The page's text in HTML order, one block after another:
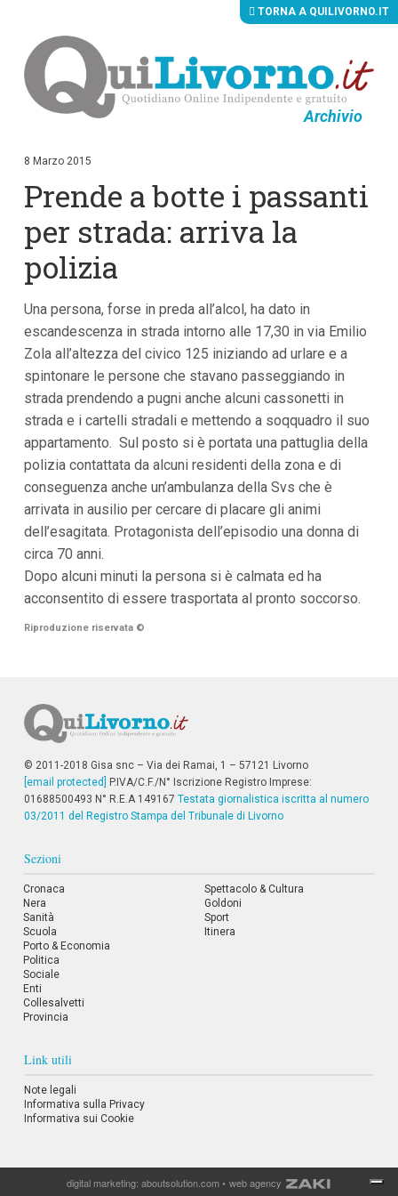
Archivio
i
i
n
t
e
t
p
r
n
c
p
a
i
V
a
a
l
e
n
P
p
a
e
V
a
i
i
f
o
n
d
o
TORNA A QUILIVORNO.IT
8 Marzo 2015
Prende a botte i passanti
per strada: arriva la
polizia
Una persona, forse in preda all’alcol, ha dato in
escandescenza in strada intorno alle 17,30 in via Emilio
Zola all’altezza del civico 125 iniziando ad urlare e a
spintonare le persone che stavano passeggiando in
strada prendendo a pugni anche alcuni cassonetti in
strada e i cartelli stradali e mettendo a soqquadro il suo
appartamento. Sul posto si è portata una pattuglia della
polizia contattata da alcuni residenti della zona e di
conseguenza anche un’ambulanza della Svs che è
arrivata in ausilio per cercare di placare gli animi
dell’esagitata. Protagonista dell’episodio una donna di
circa 70 anni.
Dopo alcuni minuti la persona si è calmata ed ha
acconsentito di essere trasportata al pronto soccorso.
Riproduzione riservata ©
© 2011-2018 Gisa snc – Via dei Ramai, 1 – 57121 Livorno
[email protected]
P.IVA/C.F./N° Iscrizione Registro Imprese:
01688500493 N° R.E.A 149167 Testata giornalistica iscritta al numero
03/2011 del Registro Stampa del Tribunale di Livorno
Sezioni
Cronaca
Nera
Sanità
Scuola
Porto & Economia
Politica
Sociale
Enti
Collesalvetti
Provincia
Spettacolo & Cultura
Goldoni
Sport
Itinera
Link utili
Note legali
Informativa sulla Privacy
Informativa sui Cookie
digital marketing:aboutsolution.com•web agency